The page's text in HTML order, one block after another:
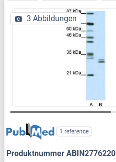
3 Abbildungen
1 reference
Produktnummer ABIN2776220